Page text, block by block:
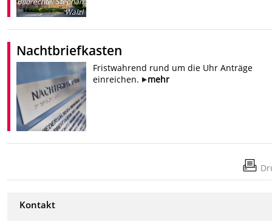
Walzl
Nachtbriefkasten
Fristwahrend rund um die Uhr Anträge
einreichen.
mehr
Kontakt